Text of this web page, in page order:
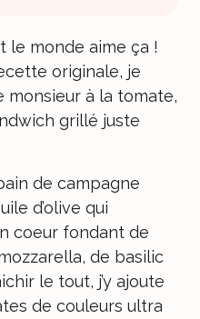
le monde aime ça !
originale, je
monsieur à la tomate,
grillé juste
de campagne
d’olive qui
coeur fondant de
de basilic
le tout, j’y ajoute
de couleurs ultra